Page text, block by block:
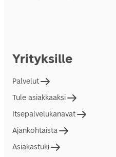
Yrityksille
Palvelut
Tule asiakkaaksi
Itsepalvelukanavat
Ajankohtaista
Asiakastuki